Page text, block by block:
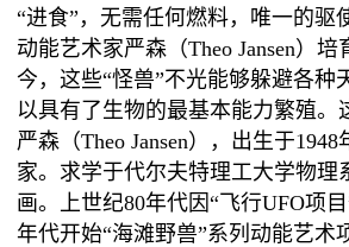
“进食” ，无需任何燃料，唯一的驱
动能艺术家严森（Theo Jansen）培
今，这些“怪兽”不光能够躲避各种
以具有了生物的最基本能力繁殖。
严森（Theo Jansen） ，出生于1948
家。求学于代尔夫特理工大学物理
画。上世纪80年代因“飞行UFO项目
年代开始“海滩野兽”系列动能艺术